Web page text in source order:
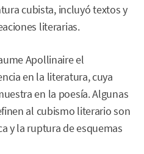
cubista, incluyó textos y
literarias.
Apollinaire el
en la literatura, cuya
en la poesía. Algunas
al cubismo literario son
y la ruptura de esquemas